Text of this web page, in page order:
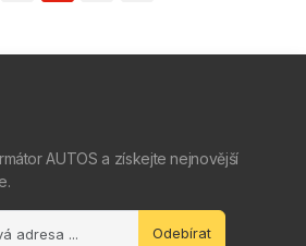
AUTOS a získejte nejnovější
Odebírat